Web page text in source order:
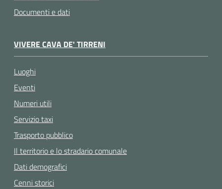
Documenti e dati
VIVERE CAVA DE' TIRRENI
Luoghi
Eventi
Numeri utili
Servizio taxi
Trasporto pubblico
Il territorio e lo stradario comunale
Dati demografici
Cenni storici